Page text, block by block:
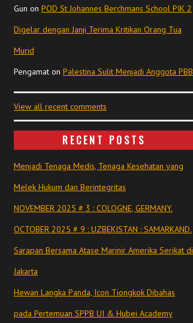
Gun on POD St Johannes Berchmans School PIK 2
Digelar dengan Janji Terima Kritikan Orang Tua
Murid
Pengamat on Palestina Sulit Menjadi Anggota PBB
View all recent comments
RECENT POSTS
Menjadi Tenaga Medis, Tenaga Kesehatan yang
Melek Hukum dan Berintegritas
NOVEMBER 2025 # 3 : COLOGNE, GERMANY.
OCTOBER 2025 # 9 : UZBEKISTAN : SAMARKAND.
Sarapan Bersama Atase Marinir Amerika Serikat di
Jakarta
Hewan Langka Panda, Icon Tiongkok Dibahas
pada Pertemuan SPPB UI & Hubei Academy